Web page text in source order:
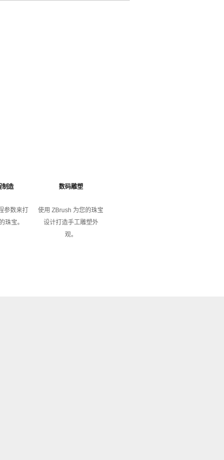
制造
参数来打
珠宝。
数码雕塑
使用 ZBrush 为您的珠宝
设计打造手工雕塑外
观。